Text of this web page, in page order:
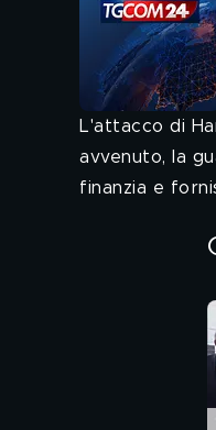
L'attacco di
avvenuto, la
finanzia e